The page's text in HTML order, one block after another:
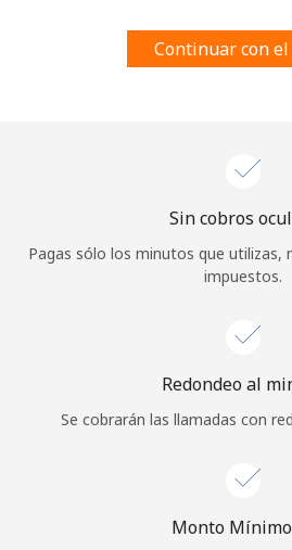
Únete
¡Hola!
Inicia sesión o
Continuar con el
Sin cobros
Pagas sólo los minutos que utilizas,
impuestos.
Redondeo al
Se cobrarán las llamadas con
Monto